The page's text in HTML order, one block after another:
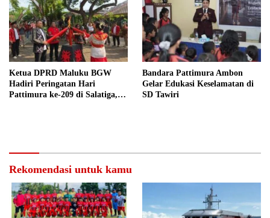
Ketua DPRD Maluku BGW
Hadiri Peringatan Hari
Pattimura ke-209 di Salatiga,
Bandara Pattimura Ambon
Gelar Edukasi Keselamatan di
SD Tawiri
Rekomendasi untuk kamu